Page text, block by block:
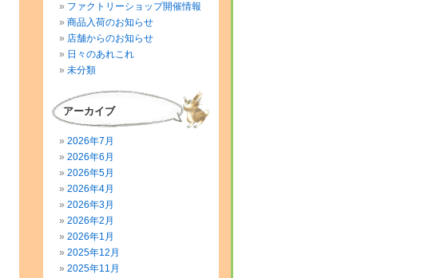
ファクトリーショップ開催情報
商品入荷のお知らせ
店舗からのお知らせ
日々のあれこれ
未分類
アーカイブ
2026年7月
2026年6月
2026年5月
2026年4月
2026年3月
2026年2月
2026年1月
2025年12月
2025年11月